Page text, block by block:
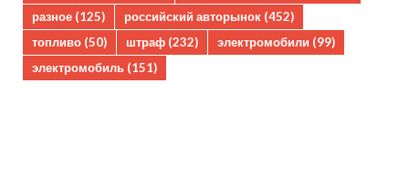
разное (125) российский авторынок (452)
топливо (50) штраф (232) электромобили (99)
электромобиль (151)